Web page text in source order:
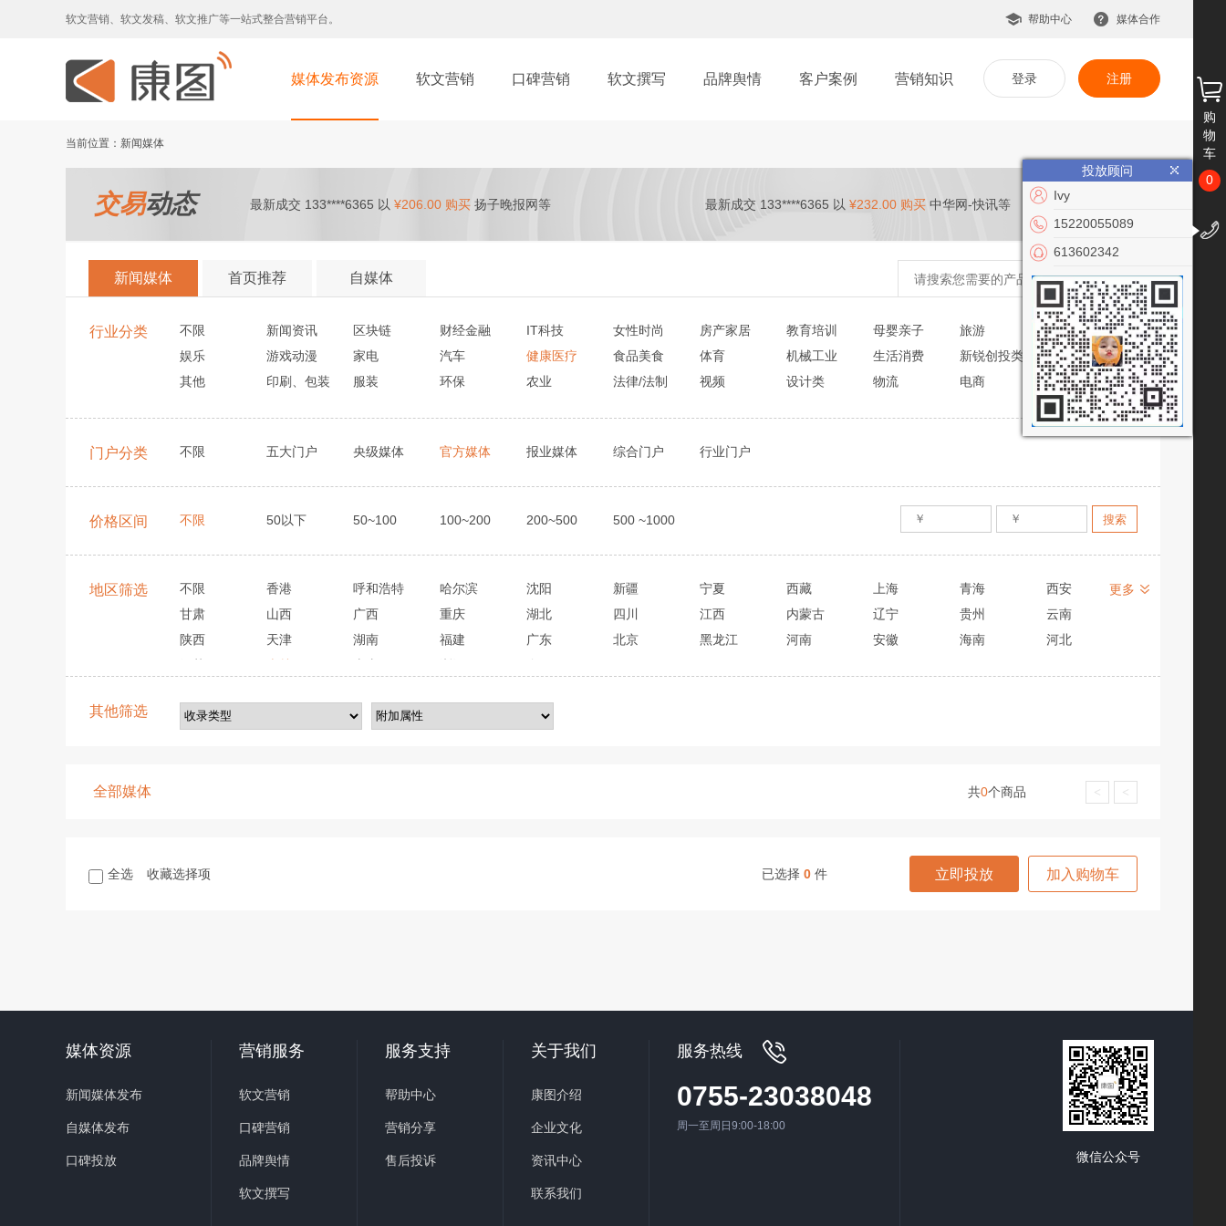
软文营销、软文发稿、软文推广等一站式整合营销平台。 帮助中心 媒体合作
登录 注册
媒体发布资源 软文营销 口碑营销 软文撰写 品牌舆情 客户案例 营销知识
当前位置：新闻媒体
交易动态 最新成交 133****6365 以 ¥206.00 购买 扬子晚报网等 最新成交 133****6365 以 ¥232.00 购买 中华网-快讯等
新闻媒体 首页推荐 自媒体
行业分类 不限 新闻资讯 区块链 财经金融 IT科技 女性时尚 房产家居 教育培训 母婴亲子 旅游
文化艺术
娱乐
游戏动漫 家电 汽车 健康医疗 食品美食 体育 机械工业 生活消费 新锐创投类
党建政务
其他
印刷、包装 服装 环保 农业 法律/法制 视频 设计类 物流 电商
VR/AR
公益慈善
门户分类 不限 五大门户 央级媒体 官方媒体 报业媒体 综合门户 行业门户
价格区间 不限 50以下 50~100 100~200 200~500 500 ~1000
地区筛选 不限 香港 呼和浩特 哈尔滨 沈阳 新疆 宁夏 西藏 上海 青海
西安
甘肃
山西 广西 重庆 湖北 四川 江西 内蒙古 辽宁 贵州
云南
陕西
天津 湖南 福建 广东 北京 黑龙江 河南 安徽 海南
河北
更多
其他筛选
全部媒体 < <
共0个商品
全选 收藏选择项 已选择 0 件 立即投放 加入购物车
媒体资源
新闻媒体发布
自媒体发布
口碑投放
营销服务
软文营销
口碑营销
品牌舆情
软文撰写
服务支持
帮助中心
营销分享
售后投诉
关于我们
康图介绍
企业文化
资讯中心
联系我们
服务热线
0755-23038048
周一至周日9:00-18:00
微信公众号
购
物
车
0
投放顾问
Ivy
15220055089
613602342